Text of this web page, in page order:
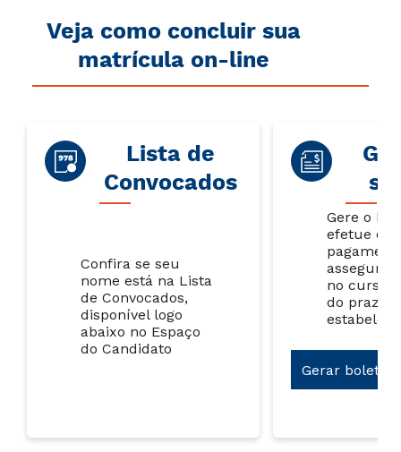
Veja como concluir sua
matrícula on-line
Lista de
Convocados
Confira se seu
nome está na Lista
de Convocados,
disponível logo
abaixo no Espaço
do Candidato
Gere o
efetue o
assegurar
no curso,
do prazo
Gerar boleto